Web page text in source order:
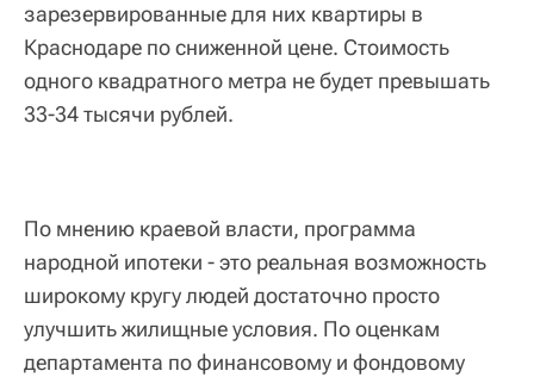
зарезервированные для них квартиры в
Краснодаре по сниженной цене. Стоимость
одного квадратного метра не будет превышать
33-34 тысячи рублей.
По мнению краевой власти, программа
народной ипотеки - это реальная возможность
широкому кругу людей достаточно просто
улучшить жилищные условия. По оценкам
департамента по финансовому и фондовому